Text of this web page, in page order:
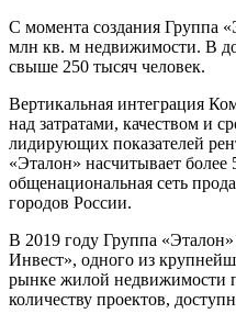
С момента создания Группа
млн кв. м недвижимости. В
свыше 250 тысяч человек.
Вертикальная интеграция
над затратами, качеством и
лидирующих показателей
«Эталон» насчитывает более
общенациональная сеть
городов России.
В 2019 году Группа
Инвест», одного из
рынке жилой недвижимости
количеству проектов,